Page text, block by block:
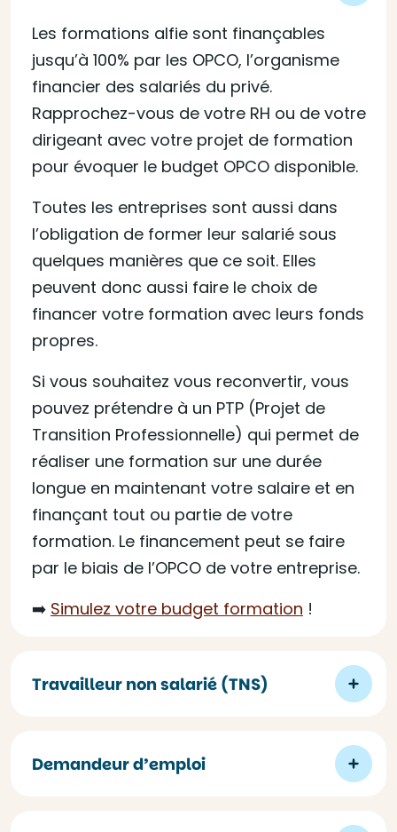
Les formations alfie sont finançables
jusqu’à 100% par les OPCO, l’organisme
financier des salariés du privé.
Rapprochez-vous de votre RH ou de votre
dirigeant avec votre projet de formation
pour évoquer le budget OPCO disponible.
Toutes les entreprises sont aussi dans
l’obligation de former leur salarié sous
quelques manières que ce soit. Elles
peuvent donc aussi faire le choix de
financer votre formation avec leurs fonds
propres.
Si vous souhaitez vous reconvertir, vous
pouvez prétendre à un PTP (Projet de
Transition Professionnelle) qui permet de
réaliser une formation sur une durée
longue en maintenant votre salaire et en
finançant tout ou partie de votre
formation. Le financement peut se faire
par le biais de l’OPCO de votre entreprise.
➡️ Simulez votre budget formation !
Travailleur non salarié (TNS)
Demandeur d’emploi